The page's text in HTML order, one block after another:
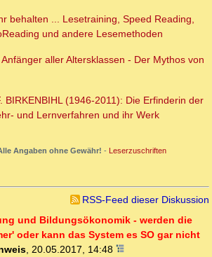
behalten ... Lesetraining, Speed Reading,
und andere Lesemethoden
aller Altersklassen - Der Mythos von
BIRKENBIHL (1946-2011): Die Erfinderin der
und Lernverfahren und ihr Werk
Angaben ohne Gewähr! - Leserzuschriften
RSS-Feed dieser Diskussion
und Bildungsökonomik - werden die
oder kann das System es SO gar nicht
, 20.05.2017, 14:48